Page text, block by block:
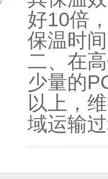
好10倍
保温时
二、在
少量的
以上，
域运输